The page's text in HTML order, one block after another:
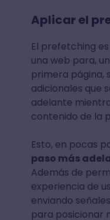
Aplicar el
El prefetching
una web para,
primera página,
adicionales que
adelante
contenido de la
Esto, en pocas
paso más
Además de
experiencia de
enviando
para posicionar